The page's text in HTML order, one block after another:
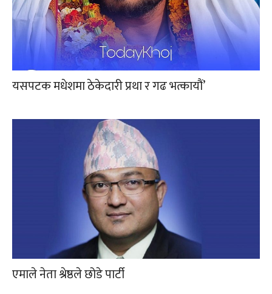
यसपटक मधेशमा ठेकेदारी प्रथा र गढ भत्कायौं’
एमाले नेता श्रेष्ठले छोडे पार्टी